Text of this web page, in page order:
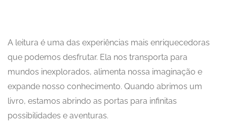
A leitura é uma das experiências mais enriquecedoras
que podemos desfrutar. Ela nos transporta para
mundos inexplorados, alimenta nossa imaginação e
expande nosso conhecimento. Quando abrimos um
livro, estamos abrindo as portas para infinitas
possibilidades e aventuras.